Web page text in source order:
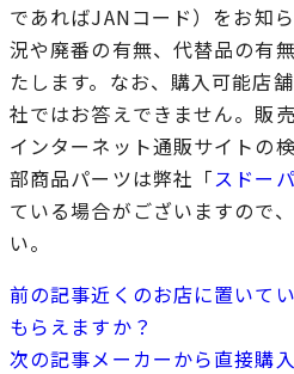
であればJANコード）をお知
況や廃番の有無、代替品の有
たします。なお、購入可能店
社ではお答えできません。販
インターネット通販サイトの
部商品パーツは弊社「スドー
ている場合がございますので
い。
前の記事近くのお店に置いて
もらえますか？
次の記事メーカーから直接購